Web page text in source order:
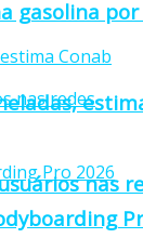
nas
gasolina